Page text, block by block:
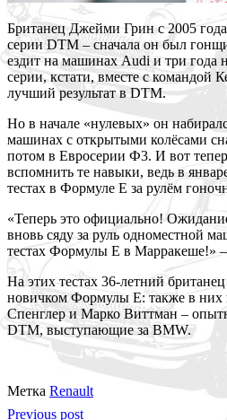
Британец Джейми Грин с 2005
серии DTM – сначала он был
ездит на машинах Audi и три года
серии, кстати, вместе с командой
лучший результат в DTM.
Но в начале «нулевых» он
машинах с открытыми колёсами
потом в Евросерии Ф3. И вот
вспомнить те навыки, ведь в
тестах в Формуле E за рулём
«Теперь это официально!
вновь сяду за руль одноместной
тестах Формулы E в Марракеше!»
На этих тестах 36-летний
новичком Формулы E: также в них
Спенглер и Марко Виттман –
DTM, выступающие за BMW.
Метка Renault
Previous post